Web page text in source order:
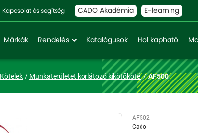
Kapcsolat és segítség CADO Akadémia E-learning
Márkák Rendelés Katalógusok Hol kapható
Kötelek Munkaterületet korlátozó kikötőkötél AF500
AF502
Cado